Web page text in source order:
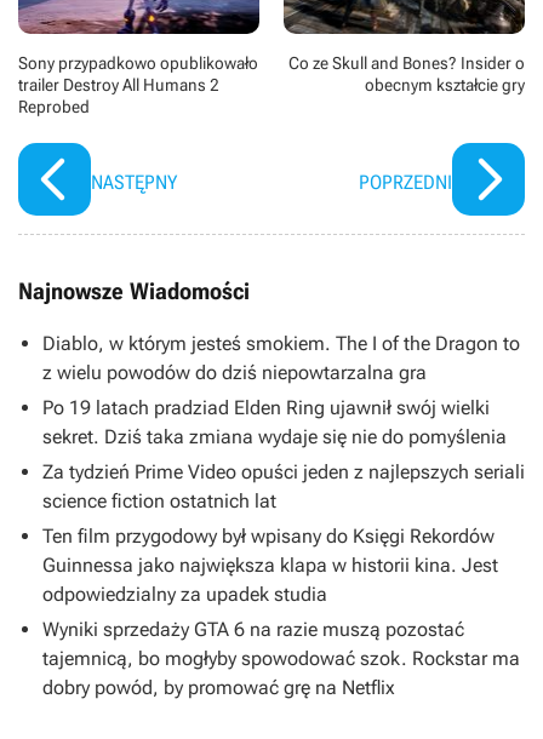
Sony przypadkowo opublikowało
trailer Destroy All Humans 2
Reprobed
NASTĘPNY
Co ze Skull and Bones? Insider o
obecnym kształcie gry
POPRZEDNI
Najnowsze Wiadomości
Diablo, w którym jesteś smokiem. The I of the Dragon to
z wielu powodów do dziś niepowtarzalna gra
Po 19 latach pradziad Elden Ring ujawnił swój wielki
sekret. Dziś taka zmiana wydaje się nie do pomyślenia
Za tydzień Prime Video opuści jeden z najlepszych seriali
science fiction ostatnich lat
Ten film przygodowy był wpisany do Księgi Rekordów
Guinnessa jako największa klapa w historii kina. Jest
odpowiedzialny za upadek studia
Wyniki sprzedaży GTA 6 na razie muszą pozostać
tajemnicą, bo mogłyby spowodować szok. Rockstar ma
dobry powód, by promować grę na Netflix